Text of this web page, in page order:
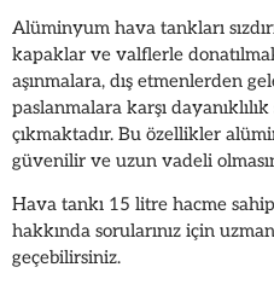
Alüminyum hava tankları
kapaklar ve valflerle
aşınmalara, dış etmenlerden
paslanmalara karşı
çıkmaktadır. Bu özellikler
güvenilir ve uzun vadeli
Hava tankı 15 litre hacme
hakkında sorularınız için
geçebilirsiniz.